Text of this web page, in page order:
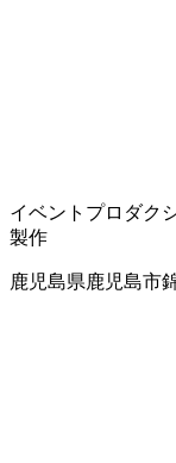
イベントプロダク
製作
鹿児島県鹿児島市